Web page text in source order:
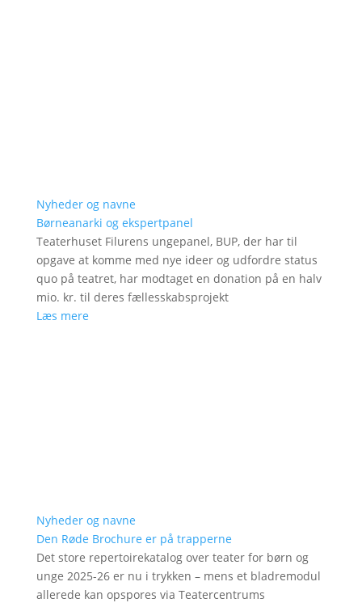
Nyheder og navne
Børneanarki og ekspertpanel
Teaterhuset Filurens ungepanel, BUP, der har til
opgave at komme med nye ideer og udfordre status
quo på teatret, har modtaget en donation på en halv
mio. kr. til deres fællesskabsprojekt
Læs mere
Nyheder og navne
Den Røde Brochure er på trapperne
Det store repertoirekatalog over teater for børn og
unge 2025-26 er nu i trykken – mens et bladremodul
allerede kan opspores via Teatercentrums